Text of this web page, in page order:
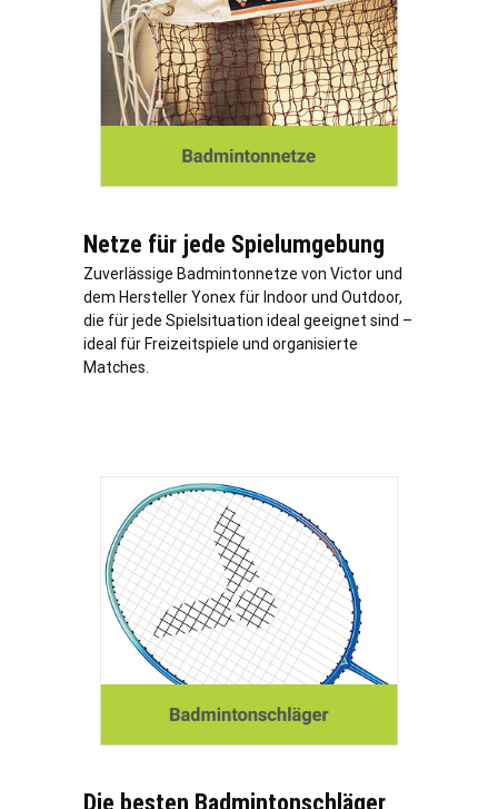
Netze für jede Spielumgebung
Zuverlässige Badmintonnetze von Victor und
dem Hersteller Yonex für Indoor und Outdoor,
die für jede Spielsituation ideal geeignet sind –
ideal für Freizeitspiele und organisierte
Matches.
Die besten Badmintonschläger